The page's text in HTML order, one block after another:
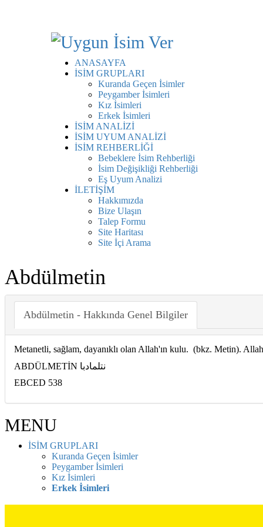
ANASAYFA
İSİM GRUPLARI
Kuranda Geçen İsimler
Peygamber İsimleri
Kız İsimleri
Erkek İsimleri
İSİM ANALİZİ
İSİM UYUM ANALİZİ
İSİM REHBERLİĞİ
Bebeklere İsim Rehberliği
İsim Değişikliği Rehberliği
Eş Uyum Analizi
İLETİŞİM
Hakkımızda
Bize Ulaşın
Talep Formu
Site Haritası
Site İçi Arama
Abdülmetin
Abdülmetin - Hakkında Genel Bilgiler
Metanetli, sağlam, dayanıklı olan Allah'ın kulu. (bkz. Metin).
ABDÜLMETİN نتلمادبا
EBCED 538
MENU
İSİM GRUPLARI
Kuranda Geçen İsimler
Peygamber İsimleri
Kız İsimleri
Erkek İsimleri